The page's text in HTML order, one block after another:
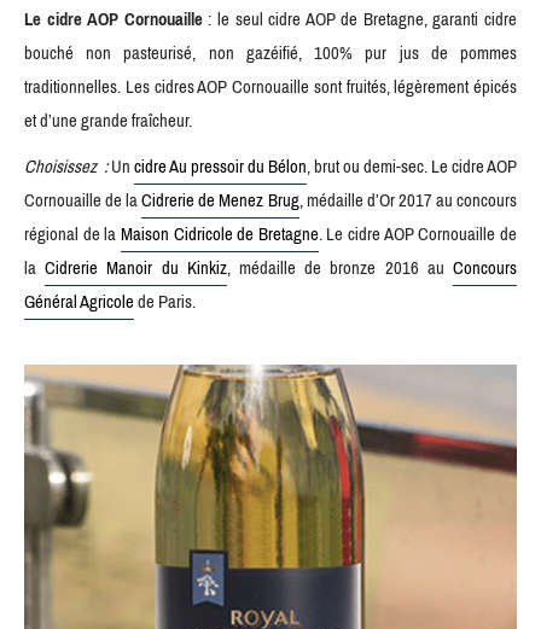
Le cidre AOP Cornouaille: le seul cidre AOP de Bretagne, garanti cidre
bouché non pasteurisé, non gazéifié, 100% pur jus de pommes
traditionnelles. Les cidres AOP Cornouaille sont fruités, légèrement épicés
et d’une grande fraîcheur.
Choisissez :Uncidre Au pressoir du Bélon, brut ou demi-sec. Le cidre AOP
Cornouaille de laCidrerie de Menez Brug, médaille d’Or 2017 au concours
régional de laMaison Cidricole de Bretagne. Le cidre AOP Cornouaille de
laCidrerie Manoir du Kinkiz, médaille de bronze 2016 auConcours
Général Agricolede Paris.